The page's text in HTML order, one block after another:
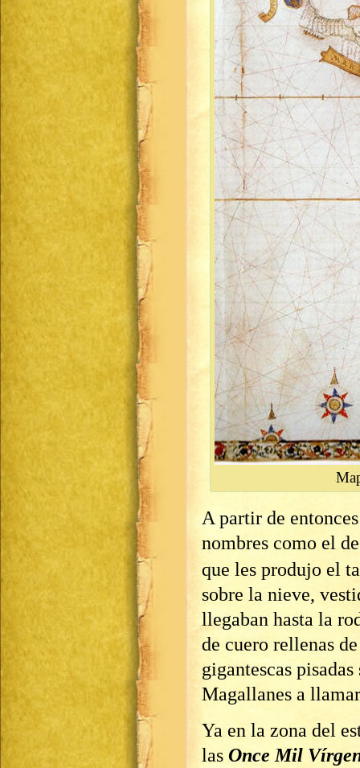
A partir de
nombres como el
que les produjo el
sobre la nieve,
llegaban hasta la
de cuero rellenas
gigantescas
Magallanes a
Ya en la zona del
las Once Mil